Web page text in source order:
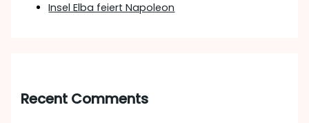
Insel Elba feiert Napoleon
Recent Comments